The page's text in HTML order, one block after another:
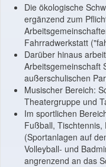
Die ökologische
ergänzend zum
Fahrradwerkstatt
Darüber hinaus
Arbeitsgemeinschaft
außerschulischen
Musischer Bereich:
Theatergruppe und
Im sportlichen
Fußball,
(Sportanlagen auf
Volleyball- und
angrenzend an das